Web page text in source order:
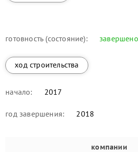
готовность (состояние): завершено
ход строительства
начало: 2017
год завершения: 2018
компании